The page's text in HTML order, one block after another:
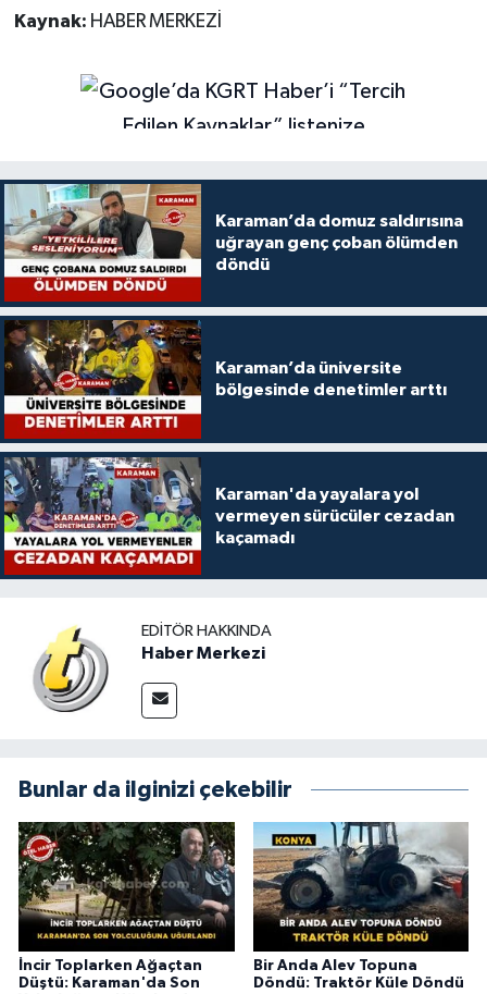
Kaynak: HABER MERKEZİ
Karaman’da domuz saldırısına
uğrayan genç çoban ölümden
döndü
Karaman’da üniversite
bölgesinde denetimler arttı
Karaman'da yayalara yol
vermeyen sürücüler cezadan
kaçamadı
EDITÖR HAKKINDA
Haber Merkezi
Bunlar da ilginizi çekebilir
İncir Toplarken Ağaçtan
Düştü: Karaman'da Son
Bir Anda Alev Topuna
Döndü: Traktör Küle Döndü